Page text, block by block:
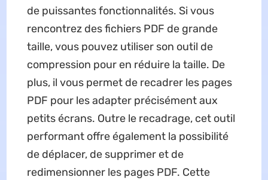
de puissantes fonctionnalités. Si vous
rencontrez des fichiers PDF de grande
taille, vous pouvez utiliser son outil de
compression pour en réduire la taille. De
plus, il vous permet de recadrer les pages
PDF pour les adapter précisément aux
petits écrans. Outre le recadrage, cet outil
performant offre également la possibilité
de déplacer, de supprimer et de
redimensionner les pages PDF. Cette